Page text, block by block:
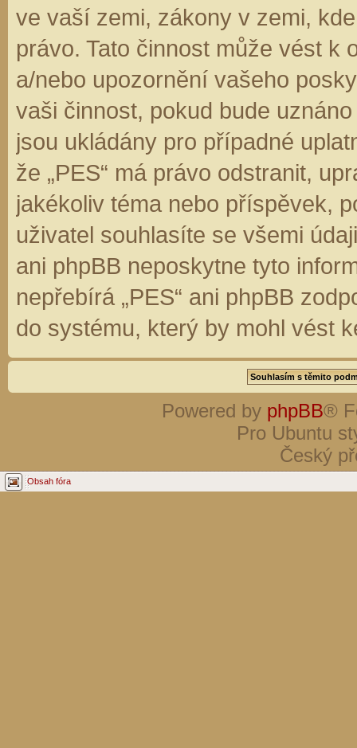
ve vaší zemi, zákony v zemi,
právo. Tato činnost může vést k
a/nebo upozornění vašeho
vaši činnost, pokud bude
jsou ukládány pro případné
že „PES“ má právo odstranit,
jakékoliv téma nebo příspěvek,
uživatel souhlasíte se všemi
ani phpBB neposkytne tyto
nepřebírá „PES“ ani phpBB
do systému, který by mohl vést
Powered by phpBB®
Pro Ubuntu
Český
Obsah fóra